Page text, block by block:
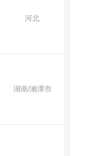
河北
湖南/湘潭市